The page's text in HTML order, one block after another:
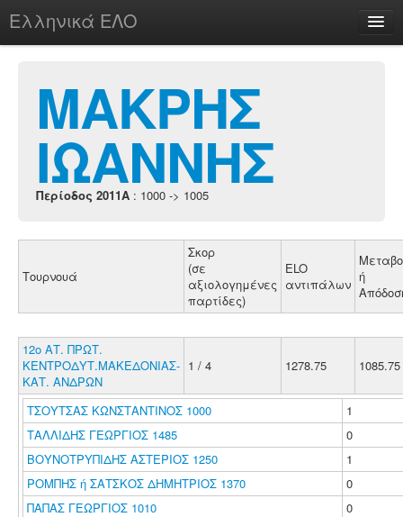
Ελληνικά ΕΛΟ
chesstu.be @ discord
Login
ΜΑΚΡΗΣ
ΙΩΑΝΝΗΣ
Περίοδος 2011A : 1000 -> 1005
Τουρνουά
Σκορ
(σε
αξιολογημένες
παρτίδες)
ELO
αντιπάλων ή
12ο ΑΤ. ΠΡΩΤ.
ΚΕΝΤΡΟΔΥΤ.ΜΑΚΕΔΟΝΙΑΣ-
ΚΑΤ. ΑΝΔΡΩΝ
1 / 4 1278.75 1085.75
ΤΣΟΥΤΣΑΣ ΚΩΝΣΤΑΝΤΙΝΟΣ 1000
1
ΤΑΛΛΙΔΗΣ ΓΕΩΡΓΙΟΣ 1485
0
ΒΟΥΝΟΤΡΥΠΙΔΗΣ ΑΣΤΕΡΙΟΣ 1250
1
ΡΟΜΠΗΣ ή ΣΑΤΣΚΟΣ ΔΗΜΗΤΡΙΟΣ 1370
0
ΠΑΠΑΣ ΓΕΩΡΓΙΟΣ 1010
0